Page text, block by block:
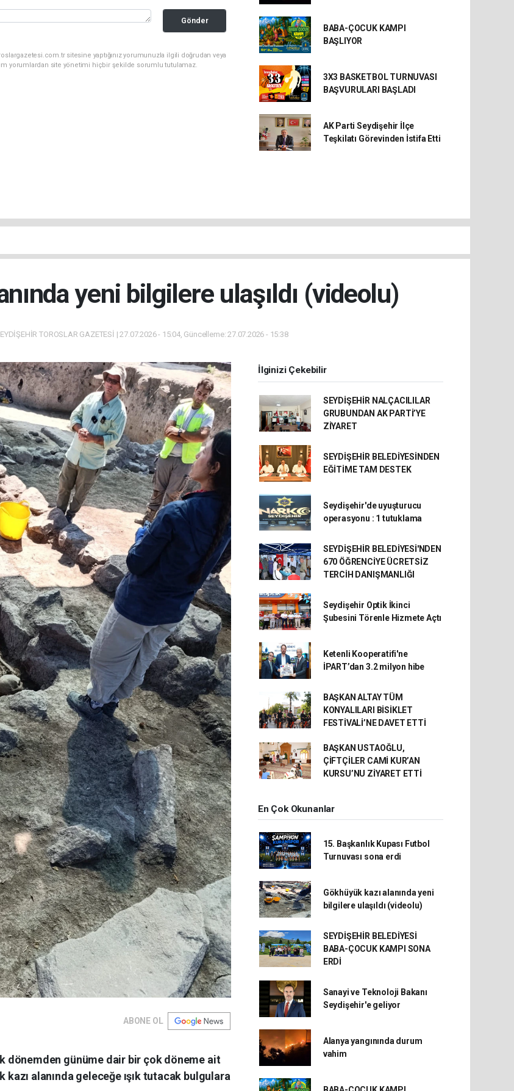
Gönder
sitesine yaptığınız yorumunuzla ilgili doğrudan veya
yorumlardan site yönetimi hiçbir şekilde sorumlu tutulamaz.
BABA-ÇOCUK KAMPI
BAŞLIYOR
3X3 BASKETBOL TURNUVASI
BAŞVURULARI BAŞLADI
AK Parti Seydişehir İlçe
Teşkilatı Görevinden İstifa Etti
yeni bilgilere ulaşıldı (videolu)
TOROSLAR GAZETESİ | 27.07.2026 - 15:04, Güncelleme: 27.07.2026 - 15:38
ABONE OL
dönemden günüme dair bir çok döneme ait
kazı alanında geleceğe ışık tutacak bulgulara
İlginizi Çekebilir
SEYDİŞEHİR NALÇACILILAR
GRUBUNDAN AK PARTİ’YE
ZİYARET
SEYDİŞEHİR BELEDİYESİNDEN
EĞİTİME TAM DESTEK
Seydişehir'de uyuşturucu
operasyonu : 1 tutuklama
SEYDİŞEHİR BELEDİYESİ'NDEN
670 ÖĞRENCİYE ÜCRETSİZ
TERCİH DANIŞMANLIĞI
Seydişehir Optik İkinci
Şubesini Törenle Hizmete Açtı
Ketenli Kooperatifi'ne
İPART’dan 3.2 milyon hibe
BAŞKAN ALTAY TÜM
KONYALILARI BİSİKLET
FESTİVALİ’NE DAVET ETTİ
BAŞKAN USTAOĞLU,
ÇİFTÇİLER CAMİ KUR’AN
KURSU’NU ZİYARET ETTİ
En Çok Okunanlar
15. Başkanlık Kupası Futbol
Turnuvası sona erdi
Gökhüyük kazı alanında yeni
bilgilere ulaşıldı (videolu)
SEYDİŞEHİR BELEDİYESİ
BABA-ÇOCUK KAMPI SONA
ERDİ
Sanayi ve Teknoloji Bakanı
Seydişehir'e geliyor
Alanya yangınında durum
vahim